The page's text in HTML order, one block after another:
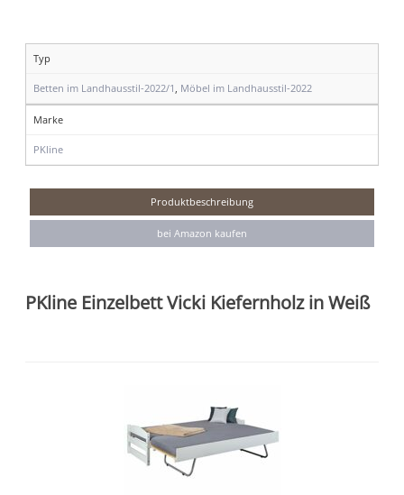
Typ
Betten im Landhausstil-2022/1 Möbel im Landhausstil-2022
Marke
PKline
Produktbeschreibung
bei Amazon kaufen
PKline Einzelbett Vicki Kiefernholz in Weiß